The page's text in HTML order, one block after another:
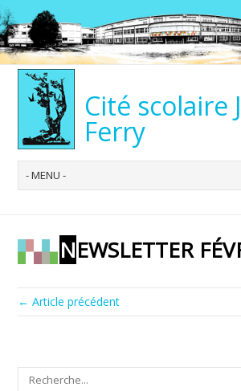
Cité scolaire
Ferry
NEWSLETTER
← Article précédent